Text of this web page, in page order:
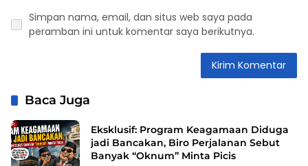
Simpan nama, email, dan situs web saya pada
peramban ini untuk komentar saya berikutnya.
Baca Juga
Eksklusif: Program Keagamaan Diduga
jadi Bancakan, Biro Perjalanan Sebut
Banyak “Oknum” Minta Picis